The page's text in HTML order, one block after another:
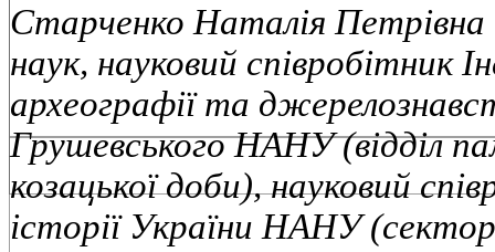
Старченко Наталія
наук, науковий співробітник
археографії та
Грушевського НАНУ (відділ
козацької доби), науковий
історії України НАНУ (сектор